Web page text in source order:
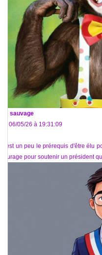
sauvage
Le 06/05/26 à 19:31:09
C'est un peu le prérequis d'être élu
courage pour soutenir un président